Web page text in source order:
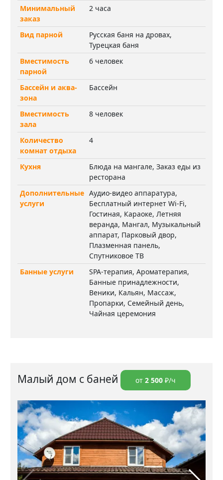
Минимальный
заказ
2 часа
Вид парной
Русская баня на дровах,
Турецкая баня
Вместимость
парной
6 человек
Бассейн и аква-
зона
Бассейн
Вместимость
зала
8 человек
Количество
комнат отдыха
4
Кухня
Блюда на мангале, Заказ еды из
ресторана
Дополнительные
услуги
Аудио-видео аппаратура,
Бесплатный интернет Wi-Fi,
Гостиная, Караоке, Летняя
веранда, Мангал, Музыкальный
аппарат, Парковый двор,
Плазменная панель,
Спутниковое ТВ
Банные услуги
SPA-терапия, Ароматерапия,
Банные принадлежности,
Веники, Кальян, Массаж,
Пропарки, Семейный день,
Чайная церемония
Малый дом с баней от 2 500 ₽/ч